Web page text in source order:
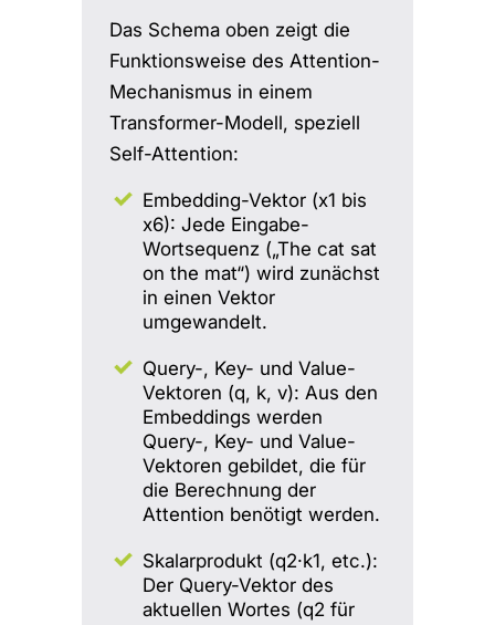
Das Schema oben zeigt die
Funktionsweise des Attention-
Mechanismus in einem
Transformer-Modell, speziell
Self-Attention:
Embedding-Vektor (x1 bis
x6): Jede Eingabe-
Wortsequenz („The cat sat
on the mat“) wird zunächst
in einen Vektor
umgewandelt.
Query-, Key- und Value-
Vektoren (q, k, v): Aus den
Embeddings werden
Query-, Key- und Value-
Vektoren gebildet, die für
die Berechnung der
Attention benötigt werden.
Skalarprodukt (q2·k1, etc.):
Der Query-Vektor des
aktuellen Wortes (q2 für